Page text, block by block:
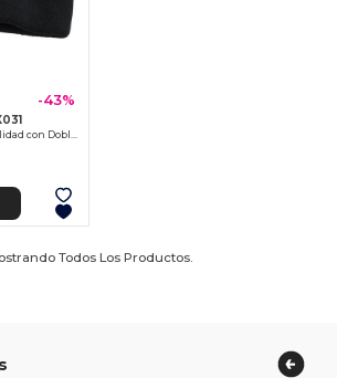
-43%
Gorro Acrílico de Alta Calidad con Doble Puño
Todos Los Productos.